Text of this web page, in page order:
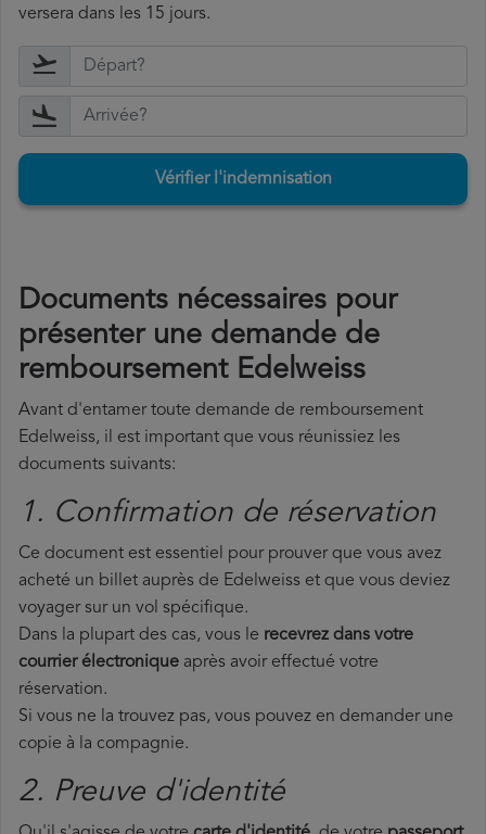
versera dans les 15 jours.
Vérifier l'indemnisation
Documents nécessaires pour
présenter une demande de
remboursement Edelweiss
Avant d'entamer toute demande de remboursement
Edelweiss, il est important que vous réunissiez les
documents suivants:
1. Confirmation de réservation
Ce document est essentiel pour prouver que vous avez
acheté un billet auprès de Edelweiss et que vous deviez
voyager sur un vol spécifique.
Dans la plupart des cas, vous le recevrez dans votre
courrier électronique après avoir effectué votre
réservation.
Si vous ne la trouvez pas, vous pouvez en demander une
copie à la compagnie.
2. Preuve d'identité